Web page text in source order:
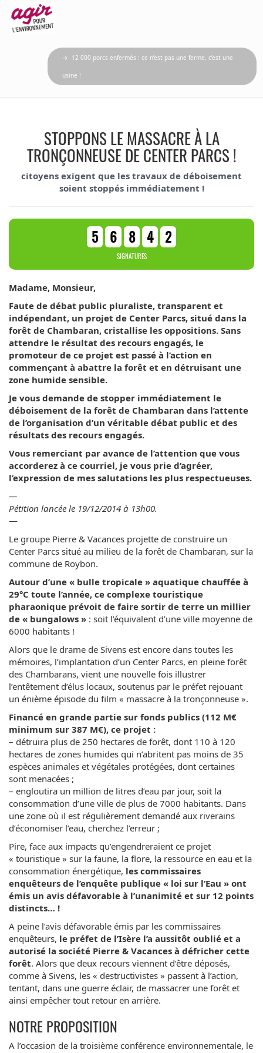
→ 12 000 porcs enfermés : ce n’est pas une ferme, c’est une
usine !
STOPPONS LE MASSACRE À LA
TRONÇONNEUSE DE CENTER PARCS !
citoyens exigent que les travaux de déboisement
soient stoppés immédiatement !
5 6 8 4 2
SIGNATURES
Madame, Monsieur,
Faute de débat public pluraliste, transparent et
indépendant, un projet de Center Parcs, situé dans la
forêt de Chambaran, cristallise les oppositions. Sans
attendre le résultat des recours engagés, le
promoteur de ce projet est passé à l’action en
commençant à abattre la forêt et en détruisant une
zone humide sensible.
Je vous demande de stopper immédiatement le
déboisement de la forêt de Chambaran dans l’attente
de l’organisation d’un véritable débat public et des
résultats des recours engagés.
Vous remerciant par avance de l’attention que vous
accorderez à ce courriel, je vous prie d’agréer,
l’expression de mes salutations les plus respectueuses.
—
Pétition lancée le 19/12/2014 à 13h00.
—
Le groupe Pierre & Vacances projette de construire un
Center Parcs situé au milieu de la forêt de Chambaran, sur la
commune de Roybon.
Autour d’une « bulle tropicale » aquatique chauffée à
29°C toute l’année, ce complexe touristique
pharaonique prévoit de faire sortir de terre un millier
de « bungalows » : soit l’équivalent d’une ville moyenne de
6000 habitants !
Alors que le drame de Sivens est encore dans toutes les
mémoires, l’implantation d’un Center Parcs, en pleine forêt
des Chambarans, vient une nouvelle fois illustrer
l’entêtement d’élus locaux, soutenus par le préfet rejouant
un énième épisode du film « massacre à la tronçonneuse ».
Financé en grande partie sur fonds publics (112 M€
minimum sur 387 M€), ce projet :
– détruira plus de 250 hectares de forêt, dont 110 à 120
hectares de zones humides qui n’abritent pas moins de 35
espèces animales et végétales protégées, dont certaines
sont menacées ;
– engloutira un million de litres d’eau par jour, soit la
consommation d’une ville de plus de 7000 habitants. Dans
une zone où il est régulièrement demandé aux riverains
d’économiser l’eau, cherchez l’erreur ;
Pire, face aux impacts qu’engendreraient ce projet
« touristique » sur la faune, la flore, la ressource en eau et la
consommation énergétique, les commissaires
enquêteurs de l’enquête publique « loi sur l’Eau » ont
émis un avis défavorable à l’unanimité et sur 12 points
distincts… !
A peine l’avis défavorable émis par les commissaires
enquêteurs, le préfet de l’Isère l’a aussitôt oublié et a
autorisé la société Pierre & Vacances à défricher cette
forêt. Alors que deux recours viennent d’être déposés,
comme à Sivens, les « destructivistes » passent à l’action,
tentant, dans une guerre éclair, de massacrer une forêt et
ainsi empêcher tout retour en arrière.
NOTRE PROPOSITION
A l’occasion de la troisième conférence environnementale, le